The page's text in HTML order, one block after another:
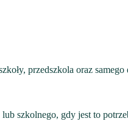
przedszkola oraz
szkolnego, gdy jest to